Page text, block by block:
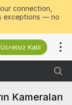
connection,
exceptions — no
Ücretsiz Katıl
Kameraları